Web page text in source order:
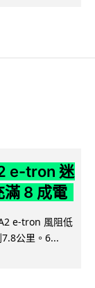
e-tron 迷
8 成電
e-tron 風阻低
公里。6...